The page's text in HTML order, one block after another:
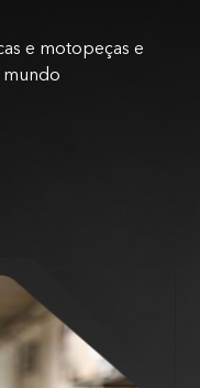
e motopeças e